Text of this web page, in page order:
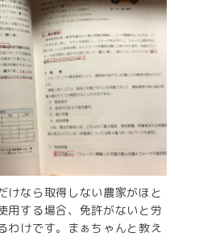
けなら取得しない農家がほと
用する場合、免許がないと労
わけです。まぁちゃんと教え